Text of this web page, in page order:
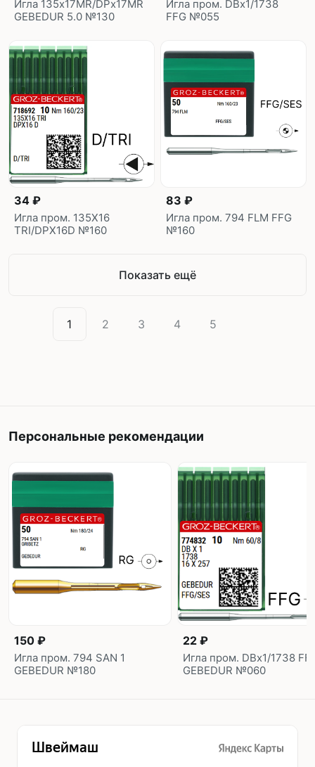
Игла 135x17MR/DPx17MR
GEBEDUR 5.0 №130
Игла пром. DBx1/1738
FFG №055
34 ₽
Игла пром. 135X16
TRI/DPX16D №160
83 ₽
Игла пром. 794 FLM FFG
№160
Показать ещё
1 2 3 4 5
Персональные рекомендации
150 ₽
Игла пром. 794 SAN 1
GEBEDUR №180
22 ₽
Игла пром. DBx1/1738
GEBEDUR №060